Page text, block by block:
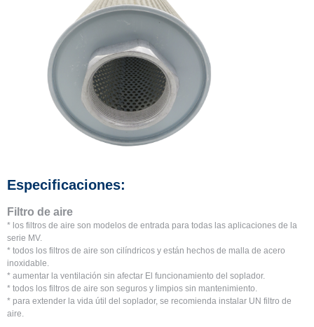
Especificaciones:
Filtro de aire
* los filtros de aire son modelos de entrada para todas las aplicaciones de la
serie MV.
* todos los filtros de aire son cilíndricos y están hechos de malla de acero
inoxidable.
* aumentar la ventilación sin afectar El funcionamiento del soplador.
* todos los filtros de aire son seguros y limpios sin mantenimiento.
* para extender la vida útil del soplador, se recomienda instalar UN filtro de
aire.